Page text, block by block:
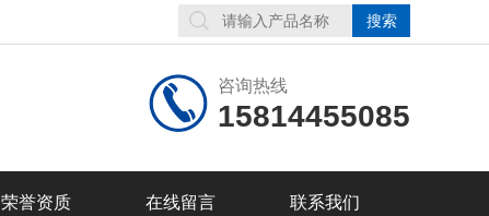
咨询热线
15814455085
荣誉资质 在线留言 联系我们